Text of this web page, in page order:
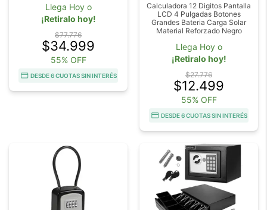
Llega Hoy o
¡Retiralo hoy!
$77.776
$34.999
55% OFF
DESDE 6 CUOTAS SIN INTERÉS
Calculadora 12 Digitos Pantalla
LCD 4 Pulgadas Botones
Grandes Bateria Carga Solar
Material Reforzado Negro
Llega Hoy o
¡Retiralo hoy!
$27.776
$12.499
55% OFF
DESDE 6 CUOTAS SIN INTERÉS